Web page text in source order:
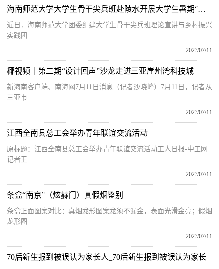
海南师范大学大学生骨干尖兵班赴陵水开展大学生暑期“三下乡”社会实践活动
近日，海南师范大学团委组建大学生骨干尖兵班理论宣讲与乡村振兴
实践团
2023/07/11
椰视频｜第二期“设计回声”沙龙走进三亚崖州湾科技城
新海南客户端、南海网7月11日消息（记者沙晓峰）7月11日，记者从
三亚市
2023/07/11
江西全南县总工会举办青年联谊交流活动
原标题：江西全南县总工会举办青年联谊交流活动工人日报-中工网
记者王
2023/07/11
条盒“南京”（炫赫门）真假烟鉴别
条盒正面图案对比：真烟龙形图案龙须不漏金，表面光滑金亮；假烟
龙形图
2023/07/11
70后新生报到被误认为家长人_70后新生报到被误认为家长